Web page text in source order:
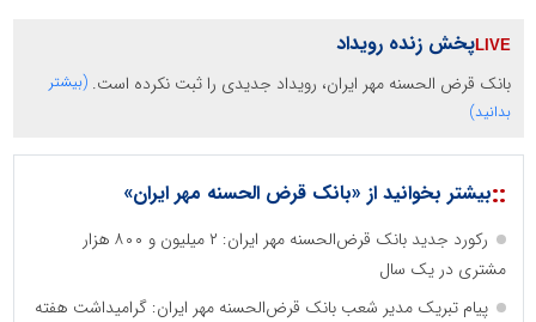
پخش زنده رویداد
بانک قرض الحسنه مهر ایران، رویداد جدیدی را ثبت نکرده است. (بیشتر
بدانید)
::بیشتر بخوانید از «بانک قرض الحسنه مهر ایران»
رکورد جدید بانک قرض‌الحسنه مهر ایران: ۲ میلیون و ۸۰۰ هزار
مشتری در یک سال
پیام تبریک مدیر شعب بانک قرض‌الحسنه مهر ایران: گرامیداشت هفته